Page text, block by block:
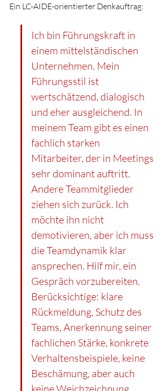
Ein LC-AIDE-orientierter Denkauftrag:
Ich bin Führungskraft in
einem mittelständischen
Unternehmen. Mein
Führungsstil ist
wertschätzend, dialogisch
und eher ausgleichend. In
meinem Team gibt es einen
fachlich starken
Mitarbeiter, der in Meetings
sehr dominant auftritt.
Andere Teammitglieder
ziehen sich zurück. Ich
möchte ihn nicht
demotivieren, aber ich muss
die Teamdynamik klar
ansprechen. Hilf mir, ein
Gespräch vorzubereiten.
Berücksichtige: klare
Rückmeldung, Schutz des
Teams, Anerkennung seiner
fachlichen Stärke, konkrete
Verhaltensbeispiele, keine
Beschämung, aber auch